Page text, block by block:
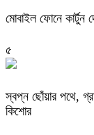
মোবাইল ফোনে কার্টুন
৫
স্বপ্ন ছোঁয়ার পথে,
কিশোর